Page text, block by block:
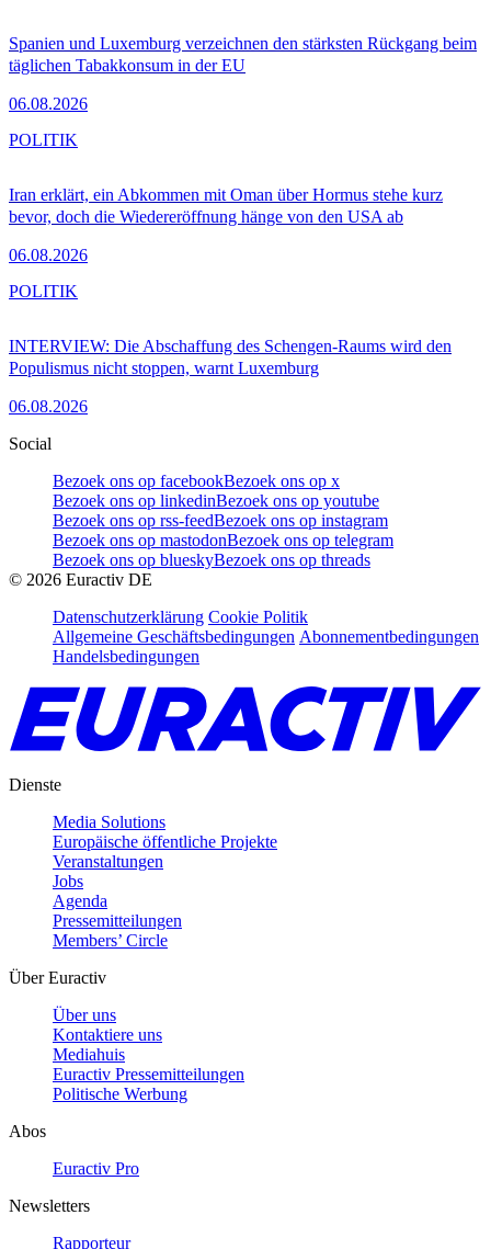
Spanien und Luxemburg verzeichnen den stärksten Rückgang beim
täglichen Tabakkonsum in der EU
06.08.2026
Iran erklärt, ein Abkommen mit Oman über Hormus stehe kurz
bevor, doch die Wiedereröffnung hänge von den USA ab
06.08.2026
POLITIK
INTERVIEW: Die Abschaffung des Schengen-Raums wird den
Populismus nicht stoppen, warnt Luxemburg
06.08.2026
POLITIK
Social
Bezoek ons op facebookBezoek ons op x
Bezoek ons op linkedinBezoek ons op youtube
Bezoek ons op rss-feedBezoek ons op instagram
Bezoek ons op mastodonBezoek ons op telegram
Bezoek ons op blueskyBezoek ons op threads
© 2026 Euractiv DE
Datenschutzerklärung Cookie Politik
Allgemeine Geschäftsbedingungen Abonnementbedingungen
Handelsbedingungen
Dienste
Media Solutions
Europäische öffentliche Projekte
Veranstaltungen
Jobs
Agenda
Pressemitteilungen
Members’ Circle
Über Euractiv
Über uns
Kontaktiere uns
Mediahuis
Euractiv Pressemitteilungen
Politische Werbung
Abos
Euractiv Pro
Newsletters
Rapporteur